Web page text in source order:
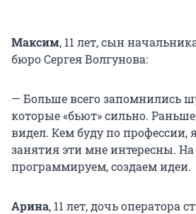
Максим, 11 лет, сын
бюро Сергея Волгунова:
— Больше всего запомнились
которые «бьют» сильно.
видел. Кем буду по профессии,
занятия эти мне интересны.
программируем, создаем идеи.
Арина, 11 лет, дочь оператора